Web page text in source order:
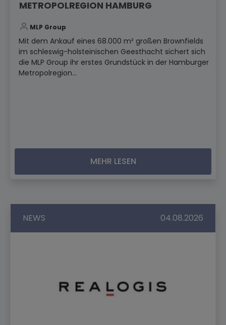
METROPOLREGION HAMBURG
MLP Group
Mit dem Ankauf eines 68.000 m² großen Brownfields
im schleswig-holsteinischen Geesthacht sichert sich
die MLP Group ihr erstes Grundstück in der Hamburger
Metropolregion...
MEHR LESEN
NEWS 04.08.2026